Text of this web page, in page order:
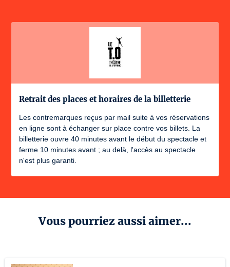
Vous pourriez aussi aimer...
Retrait des places et horaires de la billetterie
Les contremarques reçus par mail suite à vos réservations
en ligne sont à échanger sur place contre vos billets. La
billetterie ouvre 40 minutes avant le début du spectacle et
ferme 10 minutes avant ; au delà, l'accès au spectacle
n'est plus garanti.